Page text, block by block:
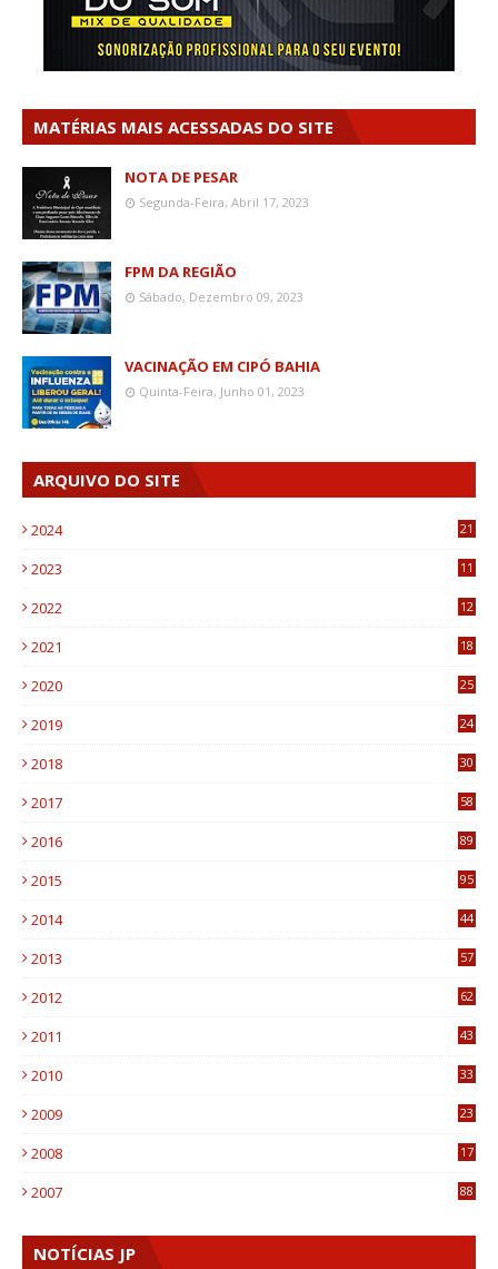
MATÉRIAS MAIS ACESSADAS DO SITE
NOTA DE PESAR
Segunda-Feira, Abril 17, 2023
FPM DA REGIÃO
Sábado, Dezembro 09, 2023
VACINAÇÃO EM CIPÓ BAHIA
Quinta-Feira, Junho 01, 2023
ARQUIVO DO SITE
2024 21
2023
11
2022
12
2021
18
2020
25
2019
24
2018
30
2017
58
2016
89
2015
95
2014
44
2013
57
2012
62
2011
43
2010
33
2009
23
2008
17
2007 88
NOTÍCIAS JP